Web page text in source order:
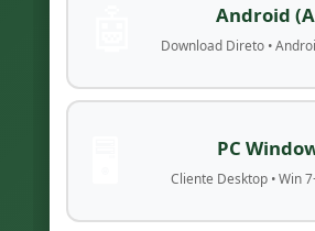
Android
Download Direto •
PC
Cliente Desktop • Win